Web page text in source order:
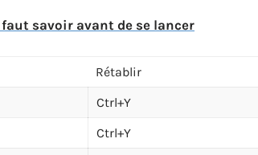
savoir avant de se lancer
Rétablir
Ctrl+Y
Ctrl+Y